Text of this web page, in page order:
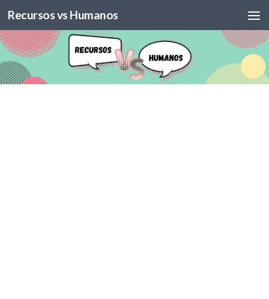
Skip to content
Recursos vs Humanos